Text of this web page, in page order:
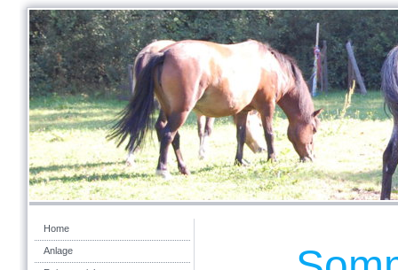
Home
Anlage